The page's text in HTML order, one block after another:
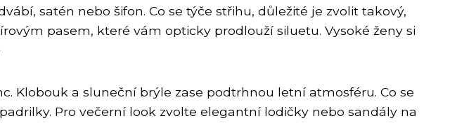
satén nebo šifon. Co se týče střihu, důležité je zvolit takový,
pasem, které vám opticky prodlouží siluetu. Vysoké ženy si
Klobouk a sluneční brýle zase podtrhnou letní atmosféru. Co se
Pro večerní look zvolte elegantní lodičky nebo sandály na